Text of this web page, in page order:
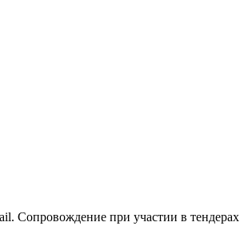
Сопровождение при участии в тендерах